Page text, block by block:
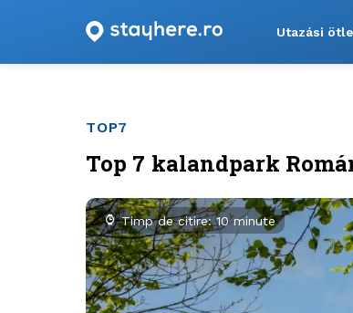
Utazási
TOP7
Top 7 kalandpark
Timp de citire: 10 minute